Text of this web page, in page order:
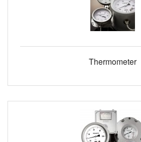
Thermometer